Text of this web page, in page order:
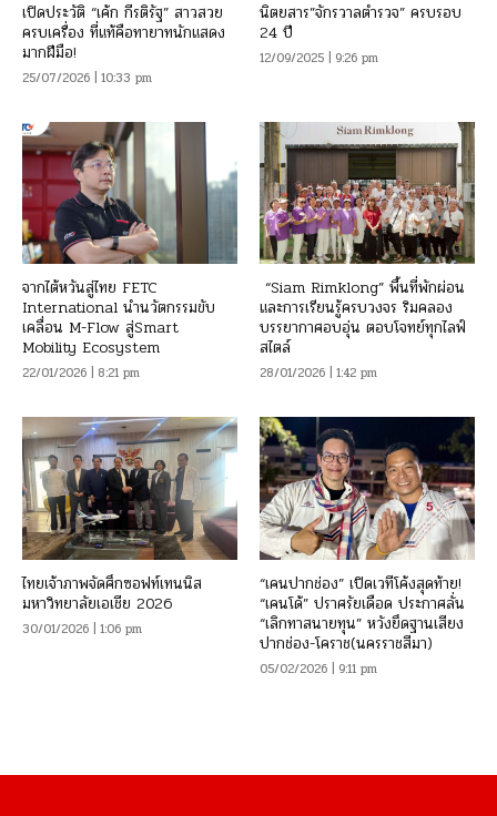
เปิดประวัติ “เค้ก กีรติรัฐ” สาวสวย
ครบเครื่อง ที่แท้คือทายาทนักแสดง
มากฝีมือ!
25/07/2026 | 10:33 pm
นิตยสาร”จักรวาลตำรวจ” ครบรอบ
24 ปี
12/09/2025 | 9:26 pm
จากไต้หวันสู่ไทย FETC
International นำนวัตกรรมขับ
เคลื่อน M-Flow สู่Smart
Mobility Ecosystem
22/01/2026 | 8:21 pm
“Siam Rimklong” พื้นที่พักผ่อน
และการเรียนรู้ครบวงจร ริมคลอง
บรรยากาศอบอุ่น ตอบโจทย์ทุกไลฟ์
สไตล์
28/01/2026 | 1:42 pm
ไทยเจ้าภาพจัดศึกซอฟท์เทนนิส
มหาวิทยาลัยเอเชีย 2026
30/01/2026 | 1:06 pm
“เคนปากช่อง” เปิดเวทีโค้งสุดท้าย!
“เคนโด้” ปราศรัยเดือด ประกาศลั่น
“เลิกทาสนายทุน” หวังยึดฐานเสียง
ปากช่อง-โคราช(นครราชสีมา)
05/02/2026 | 9:11 pm